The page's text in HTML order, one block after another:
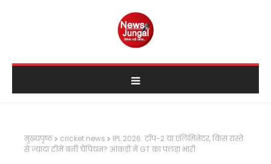
मुख्यपृष्ठ cricket news
IPL 2026: टॉप-2 या एलिमिनेटर, किस रास्ते
से ज्यादा टीमें बनीं चैंपियन? आंकड़ों में GT का पलड़ा भारी